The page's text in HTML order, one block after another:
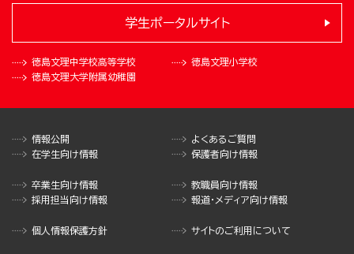
徳島文理中学校高等学校
徳島文理小学校
徳島文理大学附属幼稚園
学生ポータルサイト
情報公開
よくあるご質問
在学生向け情報
保護者向け情報
卒業生向け情報
教職員向け情報
採用担当向け情報
報道・メディア向け情報
個人情報保護方針 サイトのご利用について